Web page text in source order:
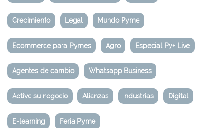
Crecimiento Legal Mundo Pyme
Ecommerce para Pymes Agro Especial Py+ Live
Agentes de cambio Whatsapp Business
Active su negocio Alianzas Industrias Digital
E-learning Feria Pyme